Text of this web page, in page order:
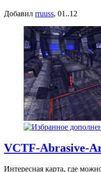
Добавил rruuss, 01..12
VCTF-Abrasive-
Интересная карта, где